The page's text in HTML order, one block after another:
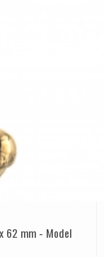
62 mm - Model